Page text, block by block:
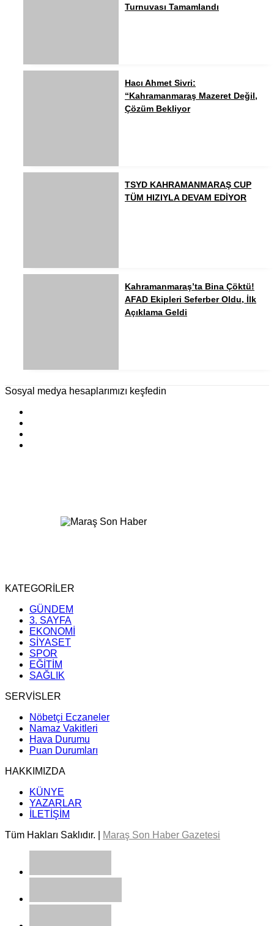
Turnuvası Tamamlandı
Hacı Ahmet Sivri:
“Kahramanmaraş Mazeret Değil,
Çözüm Bekliyor
TSYD KAHRAMANMARAŞ CUP
TÜM HIZIYLA DEVAM EDİYOR
Kahramanmaraş’ta Bina Çöktü!
AFAD Ekipleri Seferber Oldu, İlk
Açıklama Geldi
Sosyal medya hesaplarımızı keşfedin
KATEGORİLER
GÜNDEM
3. SAYFA
EKONOMİ
SİYASET
SPOR
EĞİTİM
SAĞLIK
SERVİSLER
Nöbetçi Eczaneler
Namaz Vakitleri
Hava Durumu
Puan Durumları
HAKKIMIZDA
KÜNYE
YAZARLAR
İLETİŞİM
Tüm Hakları Saklıdır. |
Maraş Son Haber Gazetesi